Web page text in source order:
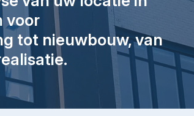
voor
tot nieuwbouw, van